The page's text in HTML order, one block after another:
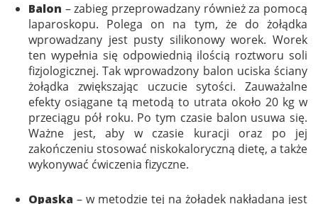
Balon – zabieg przeprowadzany również za pomocą
laparoskopu. Polega on na tym, że do żołądka
wprowadzany jest pusty silikonowy worek. Worek
ten wypełnia się odpowiednią ilością roztworu soli
fizjologicznej. Tak wprowadzony balon uciska ściany
żołądka zwiększając uczucie sytości. Zauważalne
efekty osiągane tą metodą to utrata około 20 kg w
przeciągu pół roku. Po tym czasie balon usuwa się.
Ważne jest, aby w czasie kuracji oraz po jej
zakończeniu stosować niskokaloryczną dietę, a także
wykonywać ćwiczenia fizyczne.
Opaska – w metodzie tej na żołądek nakładana jest